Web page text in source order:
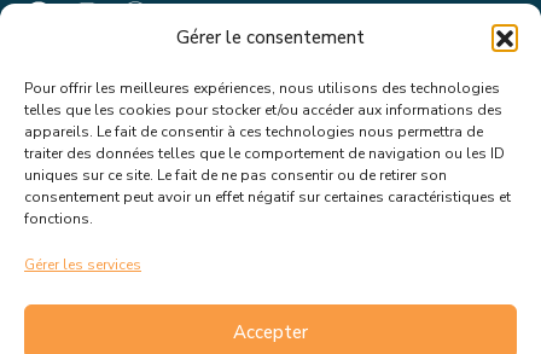
Gérer le consentement
Pour offrir les meilleures expériences, nous utilisons des technologies
telles que les cookies pour stocker et/ou accéder aux informations des
appareils. Le fait de consentir à ces technologies nous permettra de
traiter des données telles que le comportement de navigation ou les ID
uniques sur ce site. Le fait de ne pas consentir ou de retirer son
consentement peut avoir un effet négatif sur certaines caractéristiques et
fonctions.
Gérer les services
Accepter
Suivez toutes les informations &
actualités de votre ville !
mairie de Rousset. En savoir plus sur la gestion de mes